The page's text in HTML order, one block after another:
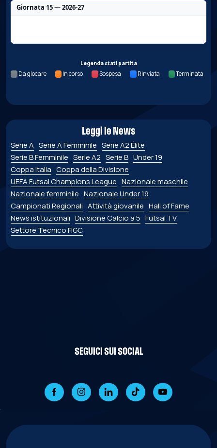
Giornata 15 — 2026-27
Legenda stati partita
Da giocare In corso Sospesa Rinviata Terminata
Leggi le News
Serie A Serie A Femminile Serie A2 Élite
Serie B Femminile Serie A2 Serie B Under 19
Coppa Italia Coppa della Divisione
UEFA Futsal Champions League Nazionale maschile
Nazionale femminile Nazionale Under 19
Campionati Regionali Attività giovanile Hall of Fame
News istituzionali Divisione Calcio a 5 Futsal TV
Settore Tecnico FIGC
SEGUICI SUI SOCIAL